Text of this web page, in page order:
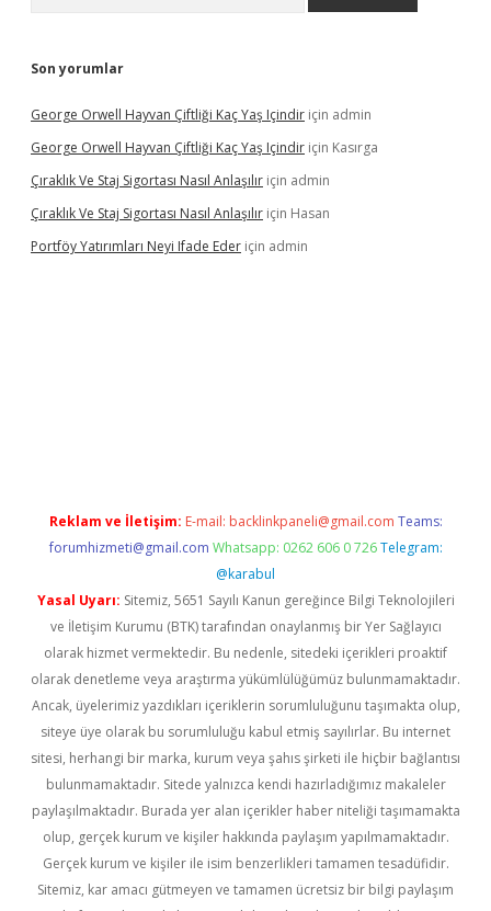
Son yorumlar
George Orwell Hayvan Çiftliği Kaç Yaş Içindir için admin
George Orwell Hayvan Çiftliği Kaç Yaş Içindir için Kasırga
Çıraklık Ve Staj Sigortası Nasıl Anlaşılır için admin
Çıraklık Ve Staj Sigortası Nasıl Anlaşılır için Hasan
Portföy Yatırımları Neyi Ifade Eder için admin
Reklam ve İletişim: E-mail: backlinkpaneli@gmail.com Teams:
forumhizmeti@gmail.com Whatsapp: 0262 606 0 726 Telegram:
@karabul
Yasal Uyarı: Sitemiz, 5651 Sayılı Kanun gereğince Bilgi Teknolojileri
ve İletişim Kurumu (BTK) tarafından onaylanmış bir Yer Sağlayıcı
olarak hizmet vermektedir. Bu nedenle, sitedeki içerikleri proaktif
olarak denetleme veya araştırma yükümlülüğümüz bulunmamaktadır.
Ancak, üyelerimiz yazdıkları içeriklerin sorumluluğunu taşımakta olup,
siteye üye olarak bu sorumluluğu kabul etmiş sayılırlar. Bu internet
sitesi, herhangi bir marka, kurum veya şahıs şirketi ile hiçbir bağlantısı
bulunmamaktadır. Sitede yalnızca kendi hazırladığımız makaleler
paylaşılmaktadır. Burada yer alan içerikler haber niteliği taşımamakta
olup, gerçek kurum ve kişiler hakkında paylaşım yapılmamaktadır.
Gerçek kurum ve kişiler ile isim benzerlikleri tamamen tesadüfidir.
Sitemiz, kar amacı gütmeyen ve tamamen ücretsiz bir bilgi paylaşım